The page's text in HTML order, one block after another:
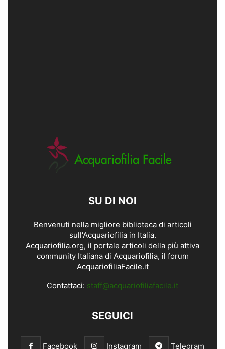
SU DI NOI
Benvenuti nella migliore biblioteca di articoli
sull'Acquariofilia in Italia.
Acquariofilia.org, il portale articoli della più attiva
community Italiana di Acquariofilia, il forum
AcquariofiliaFacile.it
Contattaci: staff@acquariofiliafacile.it
SEGUICI
Facebook Instagram Telegram